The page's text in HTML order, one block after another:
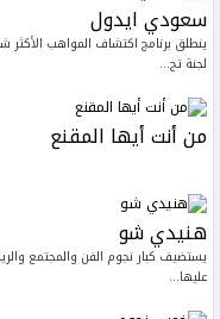
سعودي ايدول
ينطلق برنامج اكتشاف المواهب
لجنة تح...
من أنت أيها المقنع
هنيدي شو
يستضيف كبار نجوم الفن والمجتمع
عليها...